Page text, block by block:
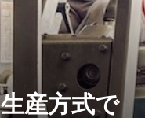
産方式で